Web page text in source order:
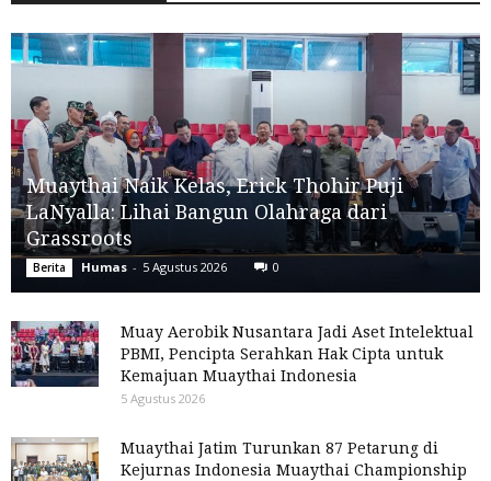
Muaythai Naik Kelas, Erick Thohir Puji
LaNyalla: Lihai Bangun Olahraga dari
Grassroots
Berita Humas - 5 Agustus 2026 0
Muay Aerobik Nusantara Jadi Aset Intelektual
PBMI, Pencipta Serahkan Hak Cipta untuk
Kemajuan Muaythai Indonesia
5 Agustus 2026
Muaythai Jatim Turunkan 87 Petarung di
Kejurnas Indonesia Muaythai Championship